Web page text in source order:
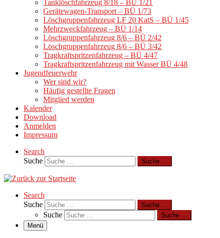
Tanklöschfahrzeug 8/18 – BÜ 1/21
Gerätewagen-Transport – BÜ 1/73
Löschgruppenfahrzeug LF 20 KatS – BÜ 1/45
Mehrzweckfahrzeug – BÜ 1/14
Löschgruppenfahrzeug 8/6 – BÜ 2/42
Löschgruppenfahrzeug 8/6 – BÜ 3/42
Tragkraftspritzenfahrzeug – BÜ 4/47
Tragkraftspritzenfahrzeug mit Wasser BÜ 4/48
Jugendfeuerwehr
Wer sind wir?
Häufig gestellte Fragen
Mitglied werden
Kalender
Download
Anmelden
Impressum
Search
Suche
Suche …
Search
Suche
Suche …
Suche
Suche …
Menü